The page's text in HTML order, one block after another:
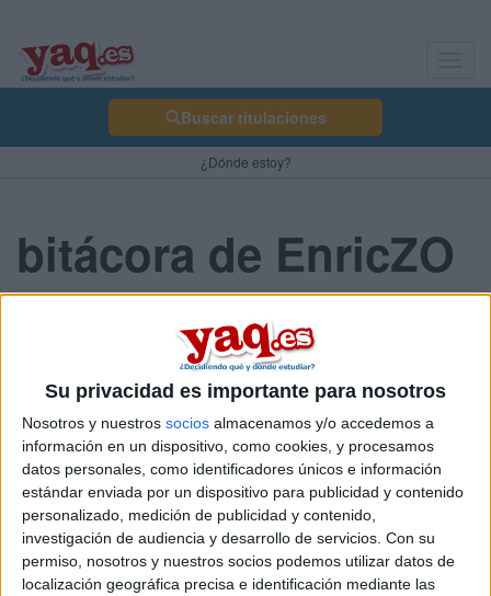
Su privacidad es importante para nosotros
Nosotros y nuestros socios almacenamos y/o accedemos a
información en un dispositivo, como cookies, y procesamos
datos personales, como identificadores únicos e información
estándar enviada por un dispositivo para publicidad y contenido
personalizado, medición de publicidad y contenido,
investigación de audiencia y desarrollo de servicios. Con su
permiso, nosotros y nuestros socios podemos utilizar datos de
localización geográfica precisa e identificación mediante las
Buscar titulaciones
¿Dónde estoy?
bitácora de EnricZO
1º mes en medicina
de momento la experiencia va bien!!!!!todo muy bonito
4 comentarios